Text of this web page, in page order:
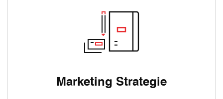
Marketing Strategie